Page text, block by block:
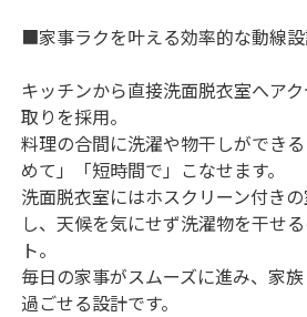
■家事ラクを叶える効率的な動線設
キッチンから直接洗面脱衣室へア
取りを採用。
料理の合間に洗濯や物干しができ
めて」「短時間で」こなせます。
洗面脱衣室にはホスクリーン付き
し、天候を気にせず洗濯物を干せ
ト。
毎日の家事がスムーズに進み、家
過ごせる設計です。